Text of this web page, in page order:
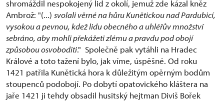
shromáždil nespokojený lid z okolí, jemuž zde kázal kněz
Ambrož: "(...) svolali věrné na hůru Kunětickou nad Pardubicí,
vysokou a pevnou, kdež lidu obecného a uhléřův množství
sebráno, aby mohli překážeti zlému a pravdu pod obojí
způsobou osvoboditi." Společně pak vytáhli na Hradec
Králové a toto tažení bylo, jak víme, úspěšné. Od roku
1421 patřila Kunětická hora k důležitým opěrným bodům
stoupenců podobojí. Po dobytí opatovického kláštera na
jaře 1421 ji tehdy obsadil husitský hejtman Diviš Bořek